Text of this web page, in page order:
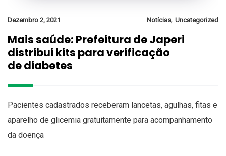
Dezembro 2, 2021 Notícias, Uncategorized
Mais saúde: Prefeitura de Japeri
distribui kits para verificação
de diabetes
Pacientes cadastrados receberam lancetas, agulhas, fitas e
aparelho de glicemia gratuitamente para acompanhamento
da doença